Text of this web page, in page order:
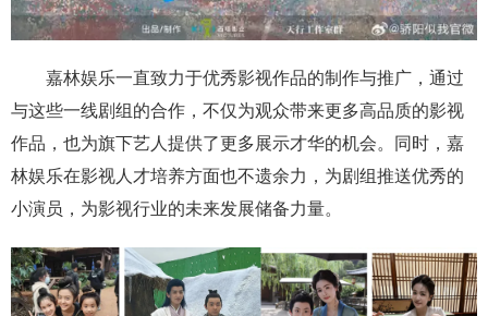
嘉林娱乐一直致力于优秀影视作品的制作与推广，通过
与这些一线剧组的合作，不仅为观众带来更多高品质的影视
作品，也为旗下艺人提供了更多展示才华的机会。同时，嘉
林娱乐在影视人才培养方面也不遗余力，为剧组推送优秀的
小演员，为影视行业的未来发展储备力量。